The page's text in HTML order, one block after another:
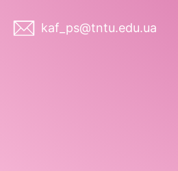
kaf_ps@tntu.edu.ua